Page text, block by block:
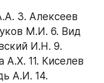
3. Алексеев
М.И. 6. Вид
И.Н. 9.
11. Киселев
А.И. 14.